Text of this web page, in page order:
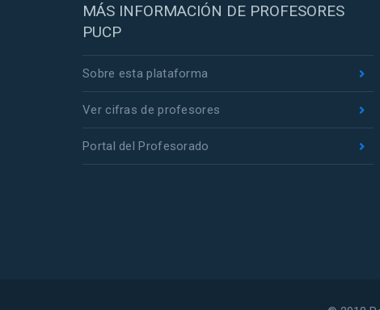
MÁS INFORMACIÓN DE PROFESORES
PUCP
Sobre esta plataforma
Ver cifras de profesores
Portal del Profesorado